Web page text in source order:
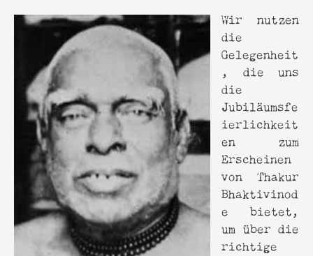
Wir nutzen
die
Gelegenheit
, die uns
die
Jubiläumsfe
ierlichkeit
en zum
Erscheinen
von Thakur
Bhaktivinod
e bietet,
um über die
richtige